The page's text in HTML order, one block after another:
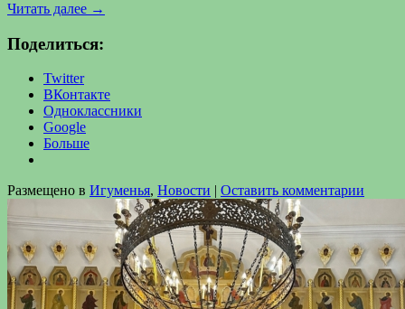
Читать далее →
Поделиться:
Twitter
ВКонтакте
Одноклассники
Google
Больше
Размещено в Игуменья, Новости | Оставить комментарии